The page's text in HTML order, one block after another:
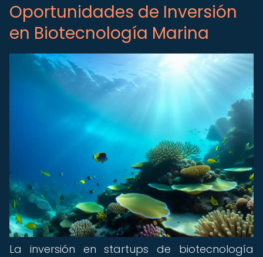
Oportunidades de Inversión
en Biotecnología Marina
La inversión en startups de biotecnología